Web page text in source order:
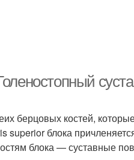
берцовых костей,
superior блока
блока — суставные